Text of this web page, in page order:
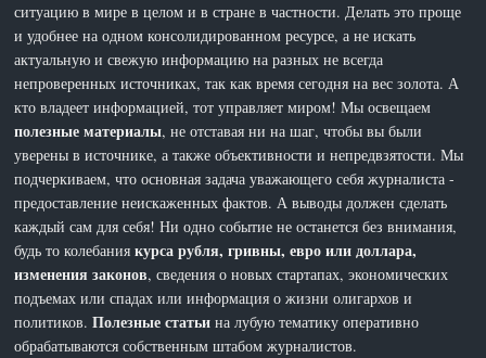
ситуацию в мире в целом и в стране в частности. Делать это проще
и удобнее на одном консолидированном ресурсе, а не искать
актуальную и свежую информацию на разных не всегда
непроверенных источниках, так как время сегодня на вес золота. А
кто владеет информацией, тот управляет миром! Мы освещаем
полезные материалы, не отставая ни на шаг, чтобы вы были
уверены в источнике, а также объективности и непредвзятости. Мы
подчеркиваем, что основная задача уважающего себя журналиста -
предоставление неискаженных фактов. А выводы должен сделать
каждый сам для себя! Ни одно событие не останется без внимания,
будь то колебаниякурса рубля, гривны, евро или доллара,
изменения законов, сведения о новых стартапах, экономических
подъемах или спадах или информация о жизни олигархов и
политиков.Полезные статьи на лубую тематику оперативно
обрабатываются собственным штабом журналистов.